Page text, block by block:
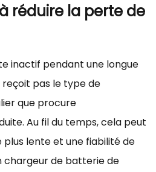
réduire la perte de
inactif pendant une longue
pas le type de
que procure
Au fil du temps, cela peut
lente et une fiabilité de
chargeur de batterie de